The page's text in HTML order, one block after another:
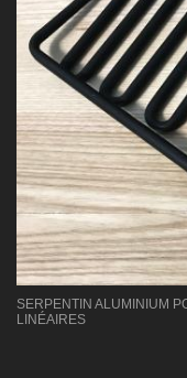
SERPENTIN ALUMINIUM
LINÉAIRES